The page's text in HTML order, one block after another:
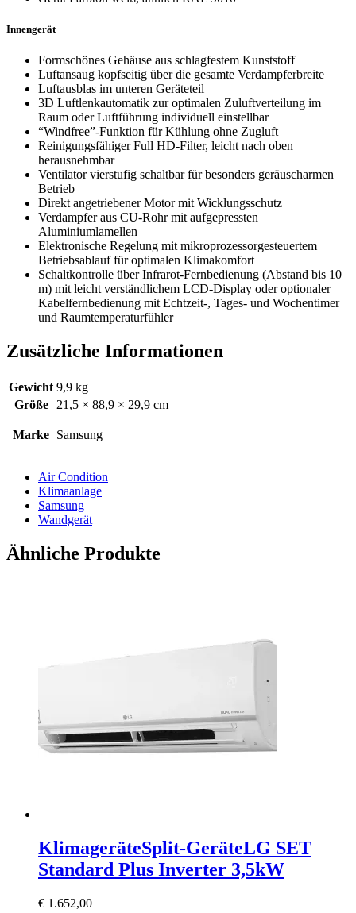
Innengerät
Formschönes Gehäuse aus schlagfestem Kunststoff
Luftansaug kopfseitig über die gesamte Verdampferbreite
Luftausblas im unteren Geräteteil
3D Luftlenkautomatik zur optimalen Zuluftverteilung im
Raum oder Luftführung individuell einstellbar
“Windfree”-Funktion für Kühlung ohne Zugluft
Reinigungsfähiger Full HD-Filter, leicht nach oben
herausnehmbar
Ventilator vierstufig schaltbar für besonders geräuscharmen
Betrieb
Direkt angetriebener Motor mit Wicklungsschutz
Verdampfer aus CU-Rohr mit aufgepressten
Aluminiumlamellen
Elektronische Regelung mit mikroprozessorgesteuertem
Betriebsablauf für optimalen Klimakomfort
Schaltkontrolle über Infrarot-Fernbedienung (Abstand bis 10
m) mit leicht verständlichem LCD-Display oder optionaler
Kabelfernbedienung mit Echtzeit-, Tages- und Wochentimer
und Raumtemperaturfühler
Zusätzliche Informationen
Gewicht 9,9 kg
Größe
21,5 × 88,9 × 29,9 cm
Marke Samsung
Air Condition
Klimaanlage
Samsung
Wandgerät
Ähnliche Produkte
KlimageräteSplit-GeräteLG SET
Standard Plus Inverter 3,5kW
€ 1.652,00